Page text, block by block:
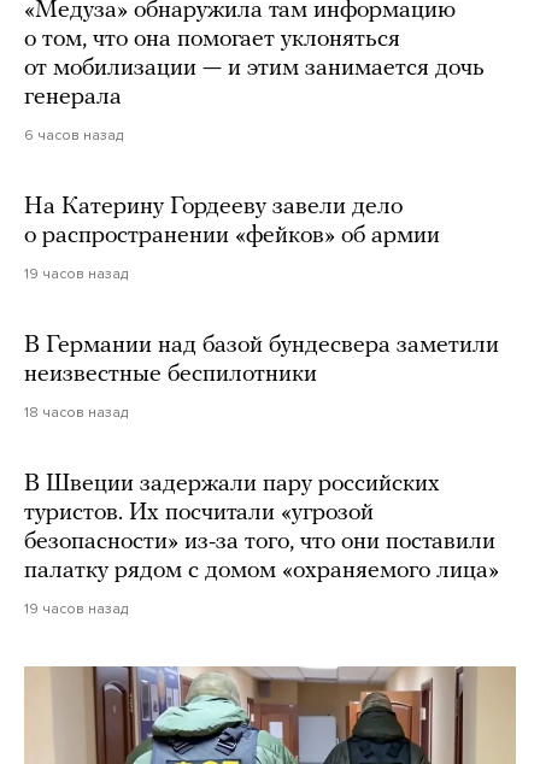
«Медуза» обнаружила там информацию
о том, что она помогает уклоняться
от мобилизации — и этим занимается дочь
генерала
6 часов назад
На Катерину Гордееву завели дело
о распространении «фейков» об армии
19 часов назад
В Германии над базой бундесвера заметили
неизвестные беспилотники
18 часов назад
В Швеции задержали пару российских
туристов. Их посчитали «угрозой
безопасности» из-за того, что они поставили
палатку рядом с домом «охраняемого лица»
19 часов назад